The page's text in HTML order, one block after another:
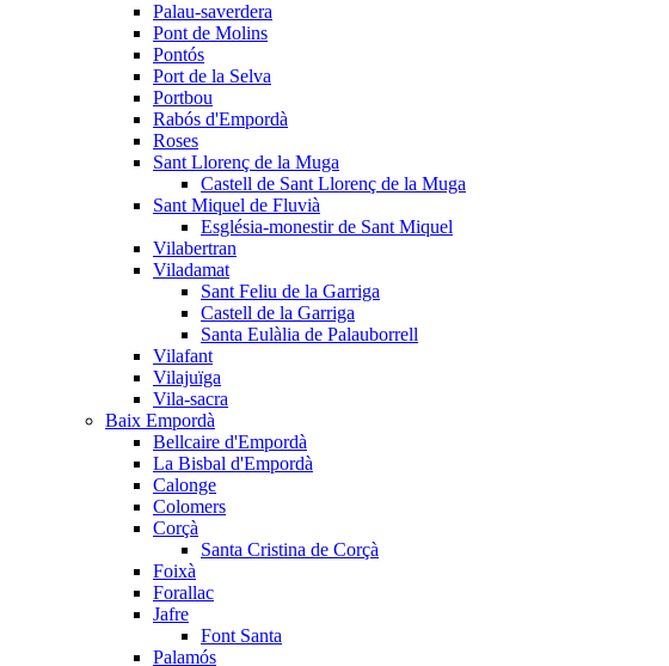
Palau-saverdera
Pont de Molins
Pontós
Port de la Selva
Portbou
Rabós d'Empordà
Roses
Sant Llorenç de la Muga
Castell de Sant Llorenç de la Muga
Sant Miquel de Fluvià
Església-monestir de Sant Miquel
Vilabertran
Viladamat
Sant Feliu de la Garriga
Castell de la Garriga
Santa Eulàlia de Palauborrell
Vilafant
Vilajuïga
Vila-sacra
Baix Empordà
Bellcaire d'Empordà
La Bisbal d'Empordà
Calonge
Colomers
Corçà
Santa Cristina de Corçà
Foixà
Forallac
Jafre
Font Santa
Palamós